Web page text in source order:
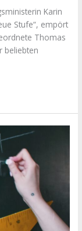
Karin
Stufe“, empört
Thomas
beliebten